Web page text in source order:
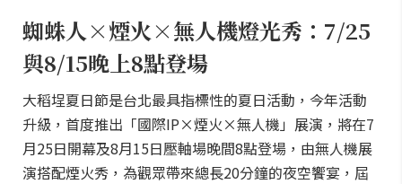
蜘蛛人×煙火×無人機燈光秀：7/25
與8/15晚上8點登場
大稻埕夏日節是台北最具指標性的夏日活動，今年活動
升級，首度推出「國際IP×煙火×無人機」展演，將在7
月25日開幕及8月15日壓軸場晚間8點登場，由無人機展
演搭配煙火秀，為觀眾帶來總長20分鐘的夜空饗宴，屆